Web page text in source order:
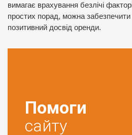
вимагає врахування безлічі
простих порад, можна забезпечити
позитивний досвід оренди.
Помоги
сайту